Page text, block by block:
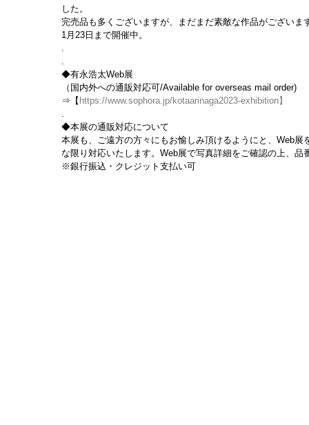
した。
完売品も多くございますが、まだまだ素敵な作品がござい
1月23日まで開催中。
.
.
◆有永浩太Web展
（国内外への通販対応可/Available for overseas mail order)
⇒【 https://www.sophora.jp/kotaarinaga2023-exhibition】
.
◆本展の通販対応について
本展も、ご遠方の方々にもお愉しみ頂けるようにと、Web
な限り対応いたします。Web展で写真詳細をご確認の上、
※銀行振込・クレジット支払い可